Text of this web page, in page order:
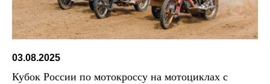
03.08.2025
Кубок России по мотокроссу на мотоциклах с